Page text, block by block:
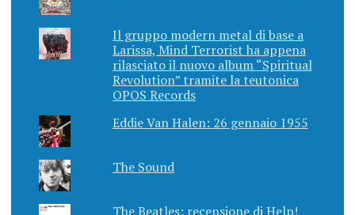
Il gruppo modern metal di base a
Larissa, Mind Terrorist ha appena
rilasciato il nuovo album “Spiritual
Revolution” tramite la teutonica
OPOS Records
Eddie Van Halen: 26 gennaio 1955
The Sound
The Beatles: recensione di Help!